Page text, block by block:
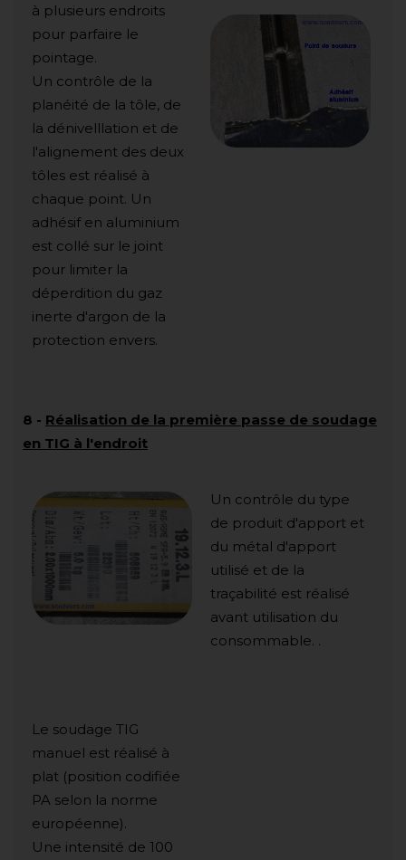
à plusieurs endroits
pour parfaire le
pointage.
Un contrôle de la
planéité de la tôle, de
la dénivelllation et de
l'alignement des deux
tôles est réalisé à
chaque point. Un
adhésif en aluminium
est collé sur le joint
pour limiter la
déperdition du gaz
inerte d'argon de la
protection envers.
8 - Réalisation de la première passe de soudage
en TIG à l'endroit
Un contrôle du type
de produit d'apport et
du métal d'apport
utilisé et de la
traçabilité est réalisé
avant utilisation du
consommable. .
Le soudage TIG
manuel est réalisé à
plat (position codifiée
PA selon la norme
européenne).
Une intensité de 100